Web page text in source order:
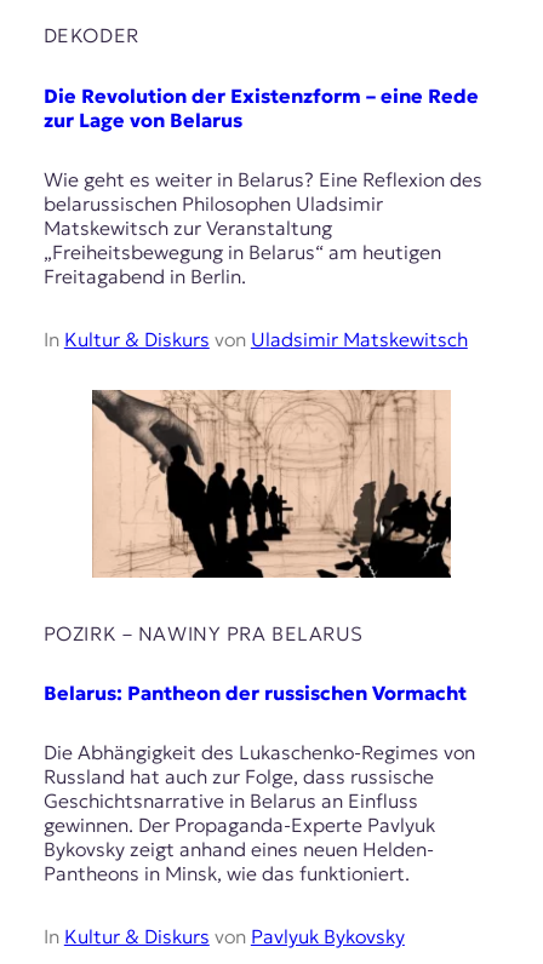
DEKODER
Die Revolution der Existenzform – eine Rede
zur Lage von Belarus
Wie geht es weiter in Belarus? Eine Reflexion des
belarussischen Philosophen Uladsimir
Matskewitsch zur Veranstaltung
„Freiheitsbewegung in Belarus“ am heutigen
Freitagabend in Berlin.
In Kultur & Diskurs von Uladsimir Matskewitsch
POZIRK – NAWІNY PRA BELARUS
Belarus: Pantheon der russischen Vormacht
Die Abhängigkeit des Lukaschenko-Regimes von
Russland hat auch zur Folge, dass russische
Geschichtsnarrative in Belarus an Einfluss
gewinnen. Der Propaganda-Experte Pavlyuk
Bykovsky zeigt anhand eines neuen Helden-
Pantheons in Minsk, wie das funktioniert.
In Kultur & Diskurs von Pavlyuk Bykovsky